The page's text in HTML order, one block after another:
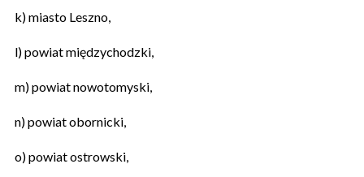
k) miasto Leszno,
l) powiat międzychodzki,
m) powiat nowotomyski,
n) powiat obornicki,
o) powiat ostrowski,